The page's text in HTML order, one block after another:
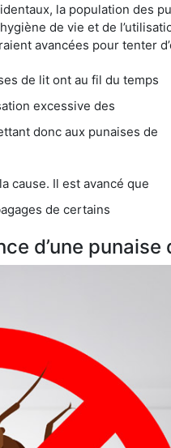
la population des
de vie et de
avancées pour tenter
ont au fil du temps
des
de
est avancé que
certains
d’une